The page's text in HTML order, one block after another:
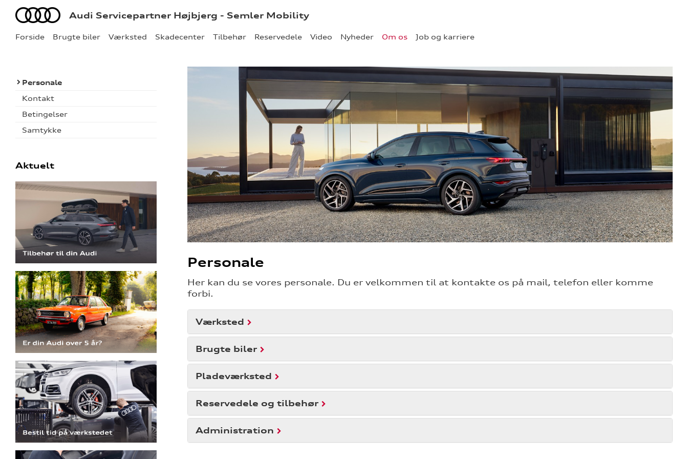
Forside Brugte biler Værksted Skadecenter Tilbehør Reservedele Video Nyheder Om os Job og karriere
Audi Audi Servicepartner Højbjerg - Semler Mobility
Personale
Kontakt
Betingelser
Samtykke
Aktuelt
Personale
Her kan du se vores personale. Du er velkommen til at kontakte os på mail, telefon eller komme
forbi.
Værksted
Brugte biler
Pladeværksted
Reservedele og tilbehør
Administration